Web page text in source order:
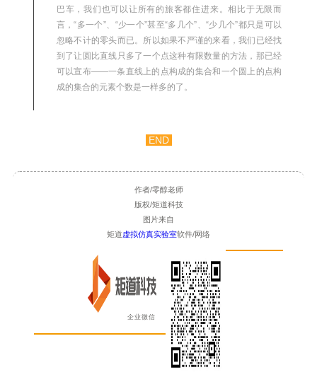
巴车，我们也可以让所有的旅客都住进来。相比于无限而
言，“多一个”、“少一个”甚至“多几个”、“少几个”都只是可以
忽略不计的零头而已。所以如果不严谨的来看，我们已经找
到了让圆比直线只多了一个点这种有限数量的方法，那已经
可以宣布——一条直线上的点构成的集合和一个圆上的点构
成的集合的元素个数是一样多的了。
END
作者/零醇老师
版权/矩道科技
图片来自
矩道虚拟仿真实验室软件/网络
企业微信